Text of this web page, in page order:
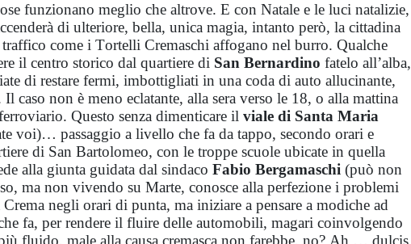
funzionano meglio che altrove. E con Natale e le luci natalizie,
di ulteriore, bella, unica magia, intanto però, la cittadina
come i Tortelli Cremaschi affogano nel burro. Qualche
il centro storico dal quartiere di San Bernardino fatelo all’alba,
di restare fermi, imbottigliati in una coda di auto allucinante,
caso non è meno eclatante, alla sera verso le 18, o alla mattina
Questo senza dimenticare il viale di Santa Maria
voi)… passaggio a livello che fa da tappo, secondo orari e
di San Bartolomeo, con le troppe scuole ubicate in quella
alla giunta guidata dal sindaco Fabio Bergamaschi (può non
ma non vivendo su Marte, conosce alla perfezione i problemi
negli orari di punta, ma iniziare a pensare a modiche ad
fa, per rendere il fluire delle automobili, magari coinvolgendo
fluido, male alla causa cremasca non farebbe, no? Ah … dulcis